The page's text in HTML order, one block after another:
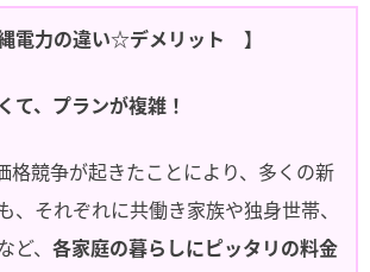
電力の違い☆デメリット 】
、プランが複雑！
競争が起きたことにより、多くの新
、それぞれに共働き家族や独身世帯、
、 各家庭の暮らしにピッタリの料金